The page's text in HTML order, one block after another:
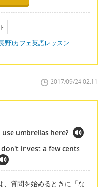
野)カフェ英語レッスン
2017/09/24 02:11
umbrellas here?
invest a few cents
質問を始めるときに「な